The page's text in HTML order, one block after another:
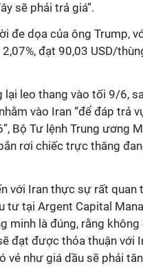
sẽ phải trả giá”.
đe dọa của ông Trump,
đạt 90,03 USD/
lại leo thang vào tối 9/6,
vào Iran “để đáp trả
Bộ Tư lệnh Trung ương
rơi chiếc trực thăng
với Iran thực sự rất quan
tư tại Argent Capital
minh là đúng, rằng
đạt được thỏa thuận với
vẻ như giá dầu sẽ phải